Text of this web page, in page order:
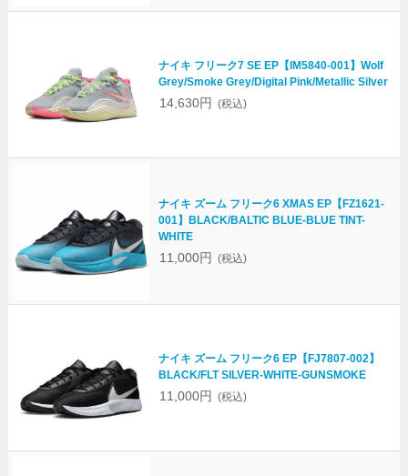
ナイキ フリーク7 SE EP【IM5840-001】Wolf
Grey/Smoke Grey/Digital Pink/Metallic Silver
14,630円 (税込)
ナイキ ズーム フリーク6 XMAS EP【FZ1621-
001】BLACK/BALTIC BLUE-BLUE TINT-
WHITE
11,000円 (税込)
ナイキ ズーム フリーク6 EP【FJ7807-002】
BLACK/FLT SILVER-WHITE-GUNSMOKE
11,000円 (税込)